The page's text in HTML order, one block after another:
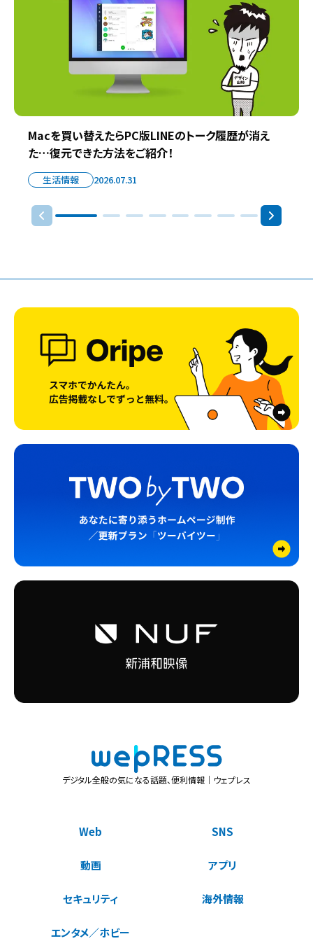
Macを買い替えたらPC版LINEのトーク履歴が消え
た…復元できた方法をご紹介！
生活情報 2026.07.31
デジタル全般の気になる話題、便利情報｜ウェプレス
Web SNS
動画 アプリ
セキュリティ 海外情報
エンタメ／ホビー